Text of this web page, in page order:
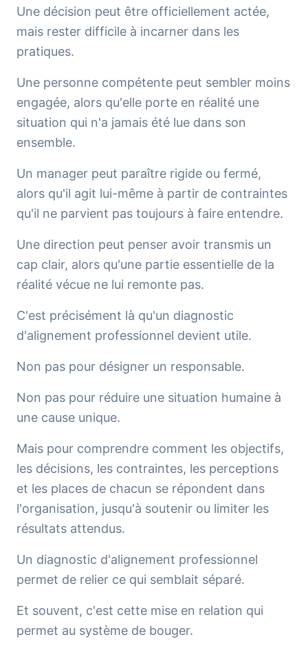
Une décision peut être officiellement actée,
mais rester difficile à incarner dans les
pratiques.
Une personne compétente peut sembler moins
engagée, alors qu'elle porte en réalité une
situation qui n'a jamais été lue dans son
ensemble.
Un manager peut paraître rigide ou fermé,
alors qu'il agit lui-même à partir de contraintes
qu'il ne parvient pas toujours à faire entendre.
Une direction peut penser avoir transmis un
cap clair, alors qu'une partie essentielle de la
réalité vécue ne lui remonte pas.
C'est précisément là qu'un diagnostic
d'alignement professionnel devient utile.
Non pas pour désigner un responsable.
Non pas pour réduire une situation humaine à
une cause unique.
Mais pour comprendre comment les objectifs,
les décisions, les contraintes, les perceptions
et les places de chacun se répondent dans
l'organisation, jusqu'à soutenir ou limiter les
résultats attendus.
Un diagnostic d'alignement professionnel
permet de relier ce qui semblait séparé.
Et souvent, c'est cette mise en relation qui
permet au système de bouger.